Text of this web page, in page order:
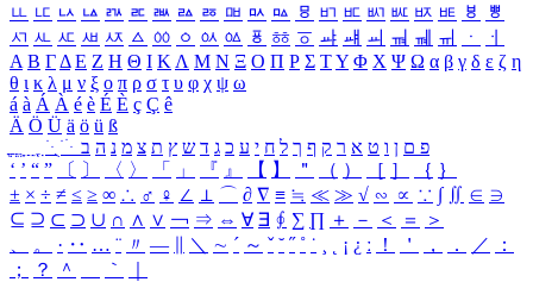
ㅥ ㅦ ㅧ ㅨ ㅩ ㅪ ㅫ ㅬ ㅭ ㅮ ㅯ ㅰ ㅱ ㅲ ㅳ ㅴ ㅵ ㅶ ㅷ ㅸ
ㅹ
ㅺ ㅻ ㅼ ㅽ ㅾ ㅿ ㆀ ㆁ ㆂ ㆃ ㆄ ㆅ ㆆ ㆇ ㆈ ㆉ ㆊ ㆋ ㆌ ㆍ
ㆎ
Α Β ΓΔ Ε Ζ Η Θ Ι ΚΛ Μ Ν Ξ Ο Π Ρ Σ ΤΥ Φ Χ Ψ Ω α β γ δ ε ζ η
θ ι κ λ μ ν ξ ο π ρ σ τ υ φ χ ψ ω
á à Á À é è É È ç Ç ê
Ä Ö Ü ä ö ü ß
ִֶֹ ֻּ ׁׂ פ ם ן ו ט א ר ק ף ך ל ח י ע כ ג ד ש ץ ת צ מ נ ה ב
‘ ’ “ ” 〔 〕 〈 〉 「 」 『 』 【 】 ＂ （ ） ［ ］ ｛ ｝
± × ÷ ≠ ≤ ≥ ∞ ∴ ♂ ♀ ∠ ⊥ ⌒ ∂ ∇ ≡ ≒ ≪ ≫ √ ∽ ∝ ∵ ∫ ∬ ∈ ∋
⊆ ⊇ ⊂ ⊃ ∪ ∩ ∧ ∨ ￢ ⇒ ⇔ ∀ ∃ ∮ ∑ ∏ ＋ － ＜ ＝
＞
、
。 · ‥ … ¨ 〃 ― ＼ ∼ ´ ～ ˇ ˘ ˝ ˚ ˙ ¸ ¡ ¿ ː ！ ＇ ， ． ／
：
；
？ ＾ ｀